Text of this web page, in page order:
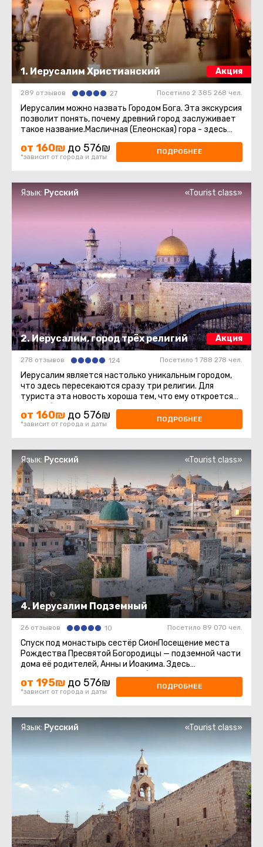
1. Иерусалим Христианский Акция
289 отзывов 27 Посетило 2 385 268 чел.
Иерусалим можно назвать Городом Бога. Эта экскурсия
позволит понять, почему древний город заслуживает
такое название.Масличная (Елеонская) гора - здесь
нас ждёт восхитительный ...
от 160₪ до 576₪
*зависит от города и даты
ПОДРОБНЕЕ
2. Иерусалим, город трёх религий Акция
Язык: Русский «Tourist class»
278 отзывов 124 Посетило 1 788 278 чел.
Иерусалим является настолько уникальным городом,
что здесь пересекаются сразу три религии. Для
туриста эта новость хороша тем, что ему откроется
многообразие культур ...
от 160₪ до 576₪
*зависит от города и даты
ПОДРОБНЕЕ
4. Иерусалим Подземный
Язык:Русский «Tourist class»
26 отзывов 10 Посетило 89 070 чел.
Спуск под монастырь сестёр СионПосещение места
Рождества Пресвятой Богородицы — подземной части
дома её родителей, Анны и Иоакима. Здесь
располагалась первая катакомбная ...
от 195₪ до 576₪
*зависит от города и даты
ПОДРОБНЕЕ
Язык: Русский «Tourist class»